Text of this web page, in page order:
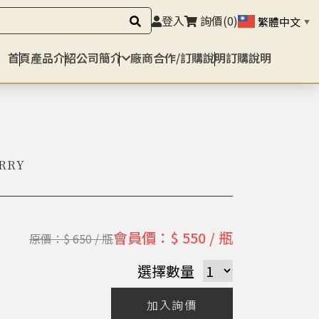
登入 詢價(0) 繁體中文 ▼
首頁產品介紹公司簡介 廠商合作/訂購說明訂購說明
原價：$ 650 / 瓶會員價：$ 550 / 瓶
選擇數量
加入詢價